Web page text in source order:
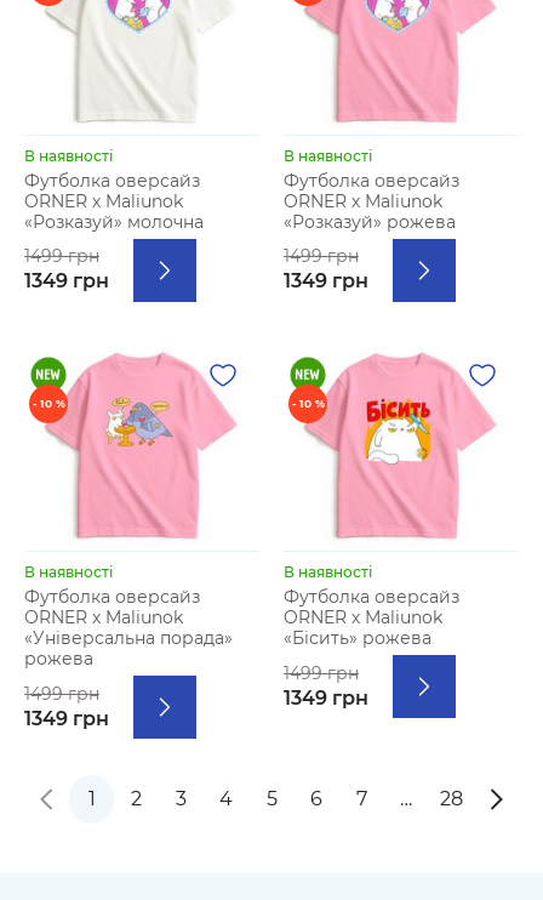
В наявності
Футболка оверсайз
ORNER х Maliunok
«Розказуй» молочна
1499 грн
1349 грн
В наявності
Футболка оверсайз
ORNER х Maliunok
«Розказуй» рожева
1499 грн
1349 грн
- 10 %
В наявності
Футболка оверсайз
ORNER х Maliunok
«Універсальна порада»
рожева
1499 грн
1349 грн
- 10 %
В наявності
Футболка оверсайз
ORNER х Maliunok
«Бісить» рожева
1499 грн
1349 грн
1 2 3 4 5 6 7 … 28